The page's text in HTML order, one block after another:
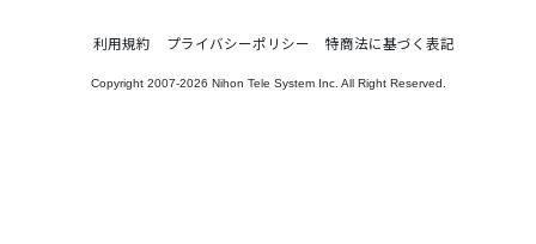
利用規約 プライバシーポリシー 特商法に基づく表記
Copyright 2007-2026 Nihon Tele System Inc. All Right Reserved.